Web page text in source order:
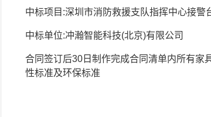
中标项目:深圳市消防救援支队指挥中心接警
中标单位:冲瀚智能科技(北京)有限公司
合同签订后30日制作完成合同清单内所有家
性标准及环保标准